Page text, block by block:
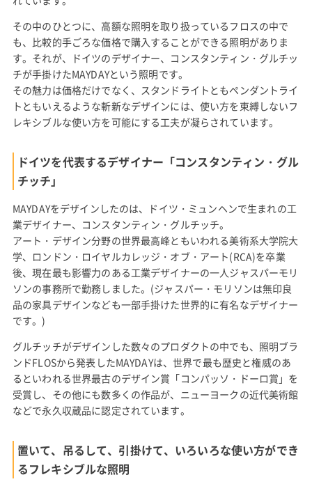
その中のひとつに、高額な照明を取り扱っているフロスの中で
も、比較的手ごろな価格で購入することができる照明がありま
す。それが、ドイツのデザイナー、コンスタンティン・グルチッ
チが手掛けたMAYDAYという照明です。
その魅力は価格だけでなく、スタンドライトともペンダントライ
トともいえるような斬新なデザインには、使い方を束縛しないフ
レキシブルな使い方を可能にする工夫が凝らされています。
ドイツを代表するデザイナー「コンスタンティン・グル
チッチ」
MAYDAYをデザインしたのは、ドイツ・ミュンヘンで生まれの工
業デザイナー、コンスタンティン・グルチッチ。
アート・デザイン分野の世界最高峰ともいわれる美術系大学院大
学、ロンドン・ロイヤルカレッジ・オブ・アート(RCA)を卒業
後、現在最も影響力のある工業デザイナーの一人ジャスパーモリ
ソンの事務所で勤務しました。(ジャスパー・モリソンは無印良
品の家具デザインなども一部手掛けた世界的に有名なデザイナー
です。)
グルチッチがデザインした数々のプロダクトの中でも、照明ブラ
ンドFLOSから発表したMAYDAYは、世界で最も歴史と権威のあ
るといわれる世界最古のデザイン賞「コンパッソ・ドーロ賞」を
受賞し、その他にも数多くの作品が、ニューヨークの近代美術館
などで永久収蔵品に認定されています。
置いて、吊るして、引掛けて、いろいろな使い方ができ
るフレキシブルな照明